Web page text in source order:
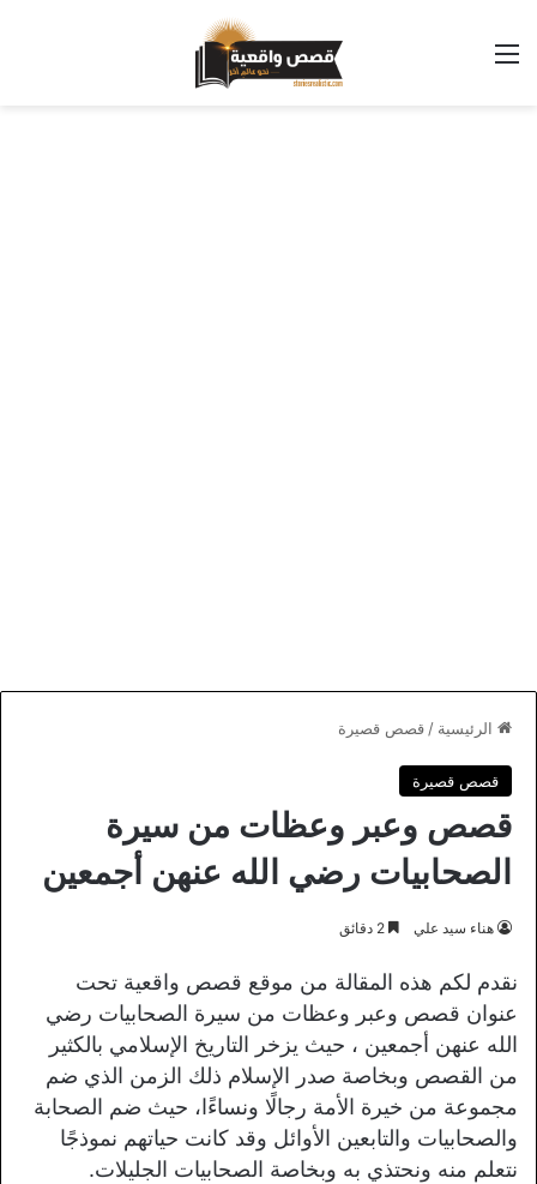
القائمة
الرئيسية / قصص قصيرة
قصص قصيرة
قصص وعبر وعظات من سيرة
الصحابيات رضي الله عنهن أجمعين
هناء سيد علي
نقدم لكم هذه المقالة من موقع قصص واقعية تحت
عنوان قصص وعبر وعظات من سيرة الصحابيات رضي
الله عنهن أجمعين ، حيث يزخر التاريخ الإسلامي بالكثير
من القصص وبخاصة صدر الإسلام ذلك الزمن الذي ضم
مجموعة من خيرة الأمة رجالًا ونساءًا، حيث ضم الصحابة
والصحابيات والتابعين الأوائل وقد كانت حياتهم نموذجًا
نتعلم منه ونحتذي به وبخاصة الصحابيات الجليلات.